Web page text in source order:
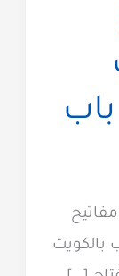
باب
بالكويت